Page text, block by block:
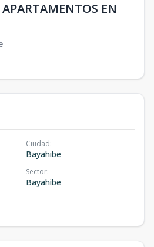
APARTAMENTOS EN
Ciudad:
Bayahibe
Sector:
Bayahibe